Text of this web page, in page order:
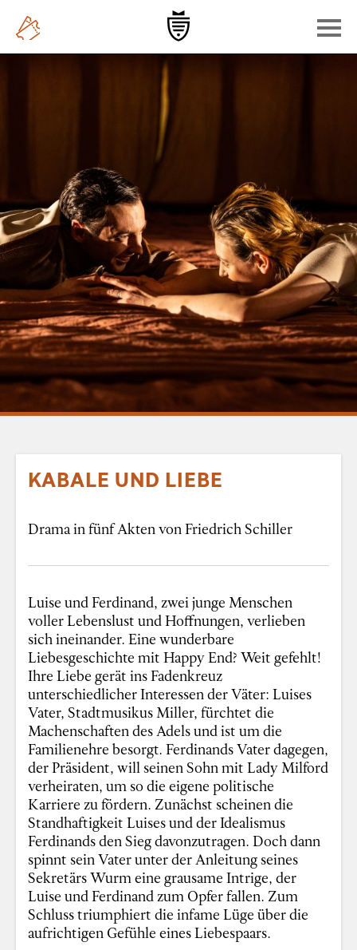
KABALE UND LIEBE
Drama in fünf Akten von Friedrich Schiller
Luise und Ferdinand, zwei junge Menschen
voller Lebenslust und Hoffnungen, verlieben
sich ineinander. Eine wunderbare
Liebesgeschichte mit Happy End? Weit gefehlt!
Ihre Liebe gerät ins Fadenkreuz
unterschiedlicher Interessen der Väter: Luises
Vater, Stadtmusikus Miller, fürchtet die
Machenschaften des Adels und ist um die
Familienehre besorgt. Ferdinands Vater dagegen,
der Präsident, will seinen Sohn mit Lady Milford
verheiraten, um so die eigene politische
Karriere zu fördern. Zunächst scheinen die
Standhaftigkeit Luises und der Idealismus
Ferdinands den Sieg davonzutragen. Doch dann
spinnt sein Vater unter der Anleitung seines
Sekretärs Wurm eine grausame Intrige, der
Luise und Ferdinand zum Opfer fallen. Zum
Schluss triumphiert die infame Lüge über die
aufrichtigen Gefühle eines Liebespaars.